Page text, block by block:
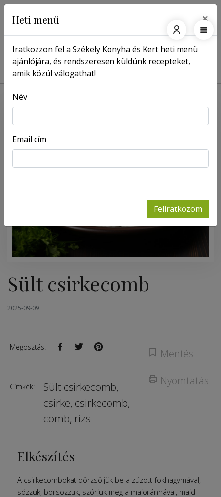
Főoldal Receptek Sült csirkecomb
Sült csirkecomb
2025-09-09
Mentés
Nyomtatás
Megosztás:
Címkék: Sült csirkecomb,
csirke, csirkecomb,
comb, rizs
Elkészítés
A csirkecombokat dörzsöljük be a zúzott fokhagymával,
sózzuk, borsozzuk, szórjuk meg a majoránnával, majd
Heti menü ×
Iratkozzon fel a Székely Konyha és Kert heti menü
ajánlójára, és rendszeresen küldünk recepteket,
amik közül válogathat!
Név
Email cím
Feliratkozom